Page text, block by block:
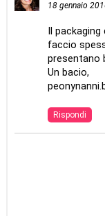
18 gennaio
Il
faccio
presentano
Un bacio,
Rispondi